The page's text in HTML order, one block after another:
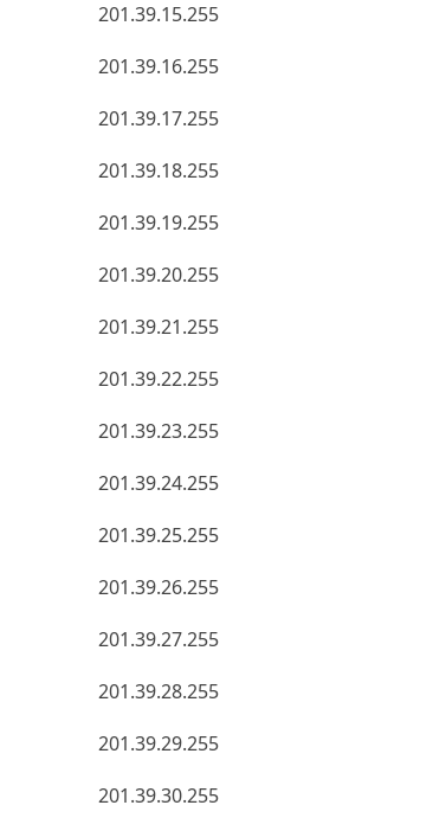
201.39.15.255
201.39.16.255
201.39.17.255
201.39.18.255
201.39.19.255
201.39.20.255
201.39.21.255
201.39.22.255
201.39.23.255
201.39.24.255
201.39.25.255
201.39.26.255
201.39.27.255
201.39.28.255
201.39.29.255
201.39.30.255